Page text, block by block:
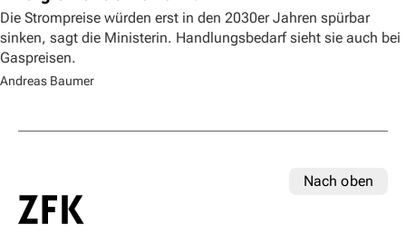
Die Strompreise würden erst in den 2030er Jahren spürbar
sinken, sagt die Ministerin. Handlungsbedarf sieht sie auch bei
Gaspreisen.
Andreas Baumer
Nach oben